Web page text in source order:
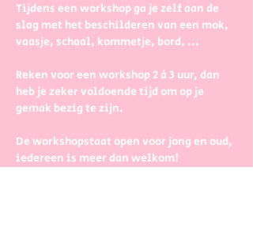
Tijdens een workshop ga je zelf aan de
slag met het beschilderen van een mok,
vaasje, schaal, kommetje, bord, ...
Reken voor een workshop 2 à 3 uur, dan
heb je zeker voldoende tijd om op je
gemak bezig te zijn.
De workshopstaat open voor jong en oud,
iedereen is meer dan welkom!